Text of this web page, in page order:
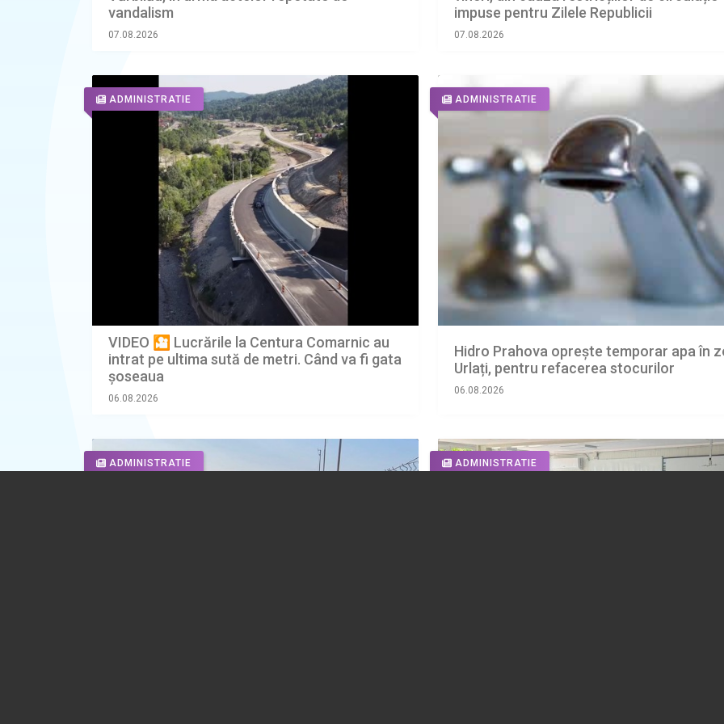
vandalism
07.08.2026
impuse pentru Zilele Republicii
07.08.2026
ADMINISTRATIE
VIDEO 🎦 Lucrările la Centura Comarnic au
intrat pe ultima sută de metri. Când va fi gata
șoseaua
06.08.2026
ADMINISTRATIE
Hidro Prahova oprește temporar apa în
Urlați, pentru refacerea stocurilor
06.08.2026
ADMINISTRATIE ADMINISTRATIE